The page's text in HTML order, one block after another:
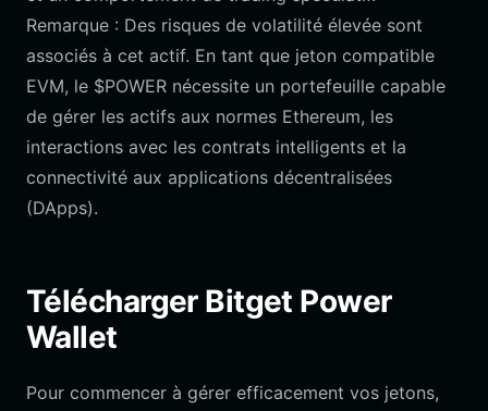
Remarque : Des risques de volatilité élevée sont
associés à cet actif. En tant que jeton compatible
EVM, le $POWER nécessite un portefeuille capable
de gérer les actifs aux normes Ethereum, les
interactions avec les contrats intelligents et la
connectivité aux applications décentralisées
(DApps).
Télécharger Bitget Power
Wallet
Pour commencer à gérer efficacement vos jetons,